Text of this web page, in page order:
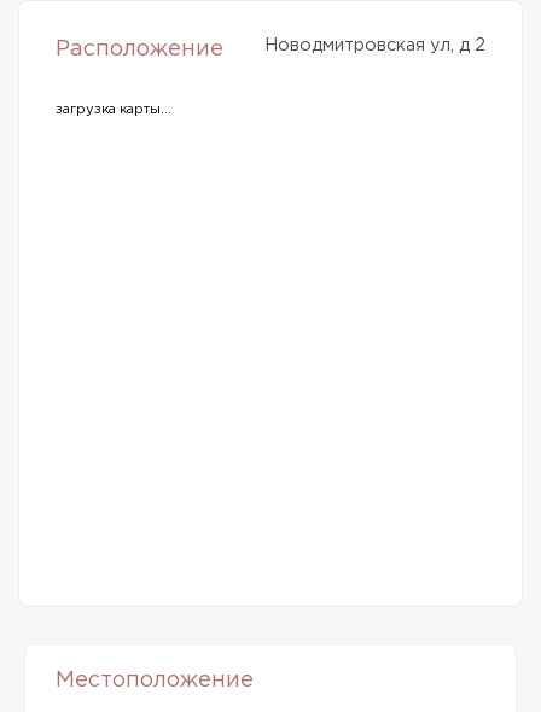
Расположение Новодмитровская ул, д 2
загрузка карты...
Местоположение